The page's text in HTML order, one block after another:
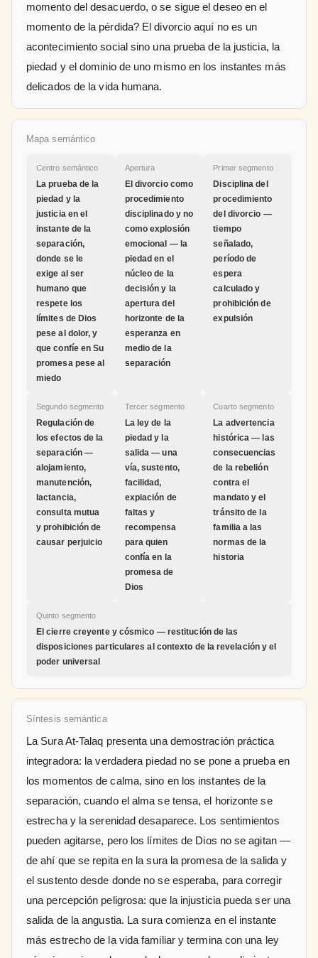
momento del desacuerdo, o se sigue el deseo en el
momento de la pérdida? El divorcio aquí no es un
acontecimiento social sino una prueba de la justicia, la
piedad y el dominio de uno mismo en los instantes más
delicados de la vida humana.
Mapa semántico
Centro semántico
La prueba de la
piedad y la
justicia en el
instante de la
separación,
donde se le
exige al ser
humano que
respete los
límites de Dios
pese al dolor, y
que confíe en Su
promesa pese al
miedo
Apertura
El divorcio como
procedimiento
disciplinado y no
como explosión
emocional — la
piedad en el
núcleo de la
decisión y la
apertura del
horizonte de la
esperanza en
medio de la
separación
Primer segmento
Disciplina del
procedimiento
del divorcio —
tiempo
señalado,
período de
espera
calculado y
prohibición de
expulsión
Segundo segmento
Regulación de
los efectos de la
separación —
alojamiento,
manutención,
lactancia,
consulta mutua
y prohibición de
causar perjuicio
Tercer segmento
La ley de la
piedad y la
salida — una
vía, sustento,
facilidad,
expiación de
faltas y
recompensa
para quien
confía en la
promesa de
Dios
Cuarto segmento
La advertencia
histórica — las
consecuencias
de la rebelión
contra el
mandato y el
tránsito de la
familia a las
normas de la
historia
Quinto segmento
El cierre creyente y cósmico — restitución de las
disposiciones particulares al contexto de la revelación y el
poder universal
Síntesis semántica
La Sura At-Talaq presenta una demostración práctica
integradora: la verdadera piedad no se pone a prueba en
los momentos de calma, sino en los instantes de la
separación, cuando el alma se tensa, el horizonte se
estrecha y la serenidad desaparece. Los sentimientos
pueden agitarse, pero los límites de Dios no se agitan —
de ahí que se repita en la sura la promesa de la salida y
el sustento desde donde no se esperaba, para corregir
una percepción peligrosa: que la injusticia pueda ser una
salida de la angustia. La sura comienza en el instante
más estrecho de la vida familiar y termina con una ley